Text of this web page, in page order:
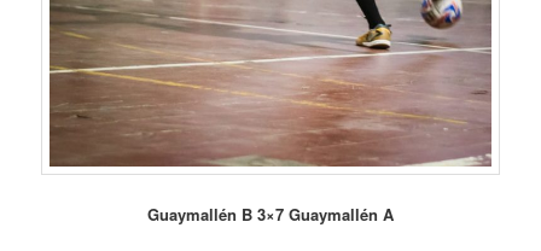
Guaymallén B 3×7 Guaymallén A